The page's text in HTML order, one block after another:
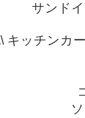
サンド
キッチンカ